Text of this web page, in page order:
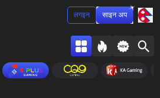
साइन अप
लगइन